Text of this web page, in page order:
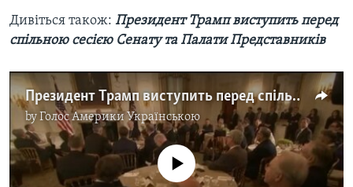
Дивіться також: Президент Трамп виступить перед
спільною сесією Сенату та Палати Представників
Президент Трамп виступить перед спільною сесією Сенату та Палати представників. Відео
byГолос Америки Українською
No media source currently available